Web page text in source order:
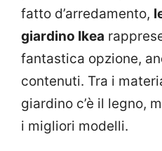
fatto d’arredamento,
giardino Ikea
fantastica opzione,
contenuti. Tra i
giardino c’è il legno,
i migliori modelli.